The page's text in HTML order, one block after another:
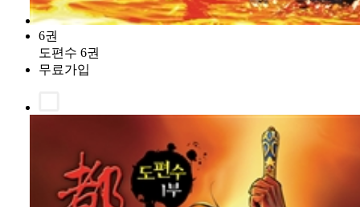
6권
도편수 6권
무료가입